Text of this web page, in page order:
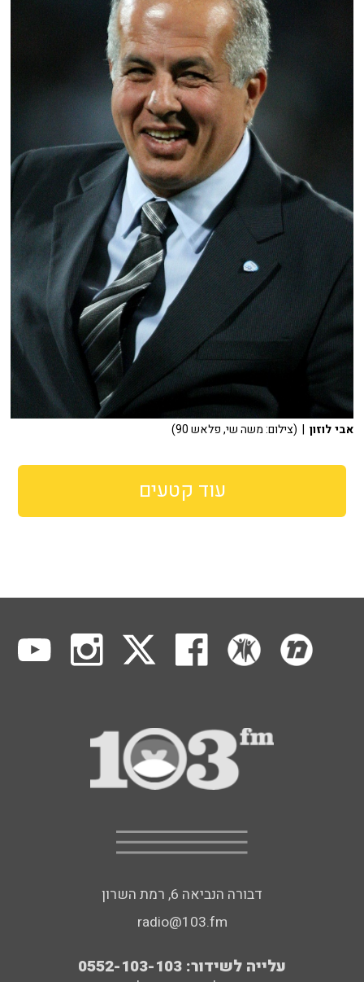
אבי לוזון | (צילום: משה שי, פלאש 90)
עוד קטעים
דבורה הנביאה 6, רמת השרון
radio@103.fm
עלייה לשידור: 0552-103-103